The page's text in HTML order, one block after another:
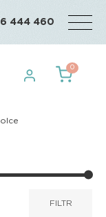
444 460
0
FILTR